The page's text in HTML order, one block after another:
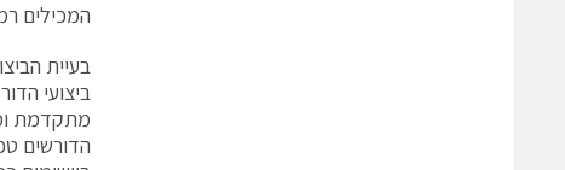
המכילים
בעיית
ביצועי
מתקדמת
הדורשים